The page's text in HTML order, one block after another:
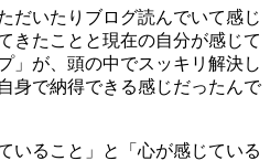
だいたりブログ読んでいて感じ
きたことと現在の自分が感じて
」が、頭の中でスッキリ解決し
身で納得できる感じだったんで
いること」と「心が感じている